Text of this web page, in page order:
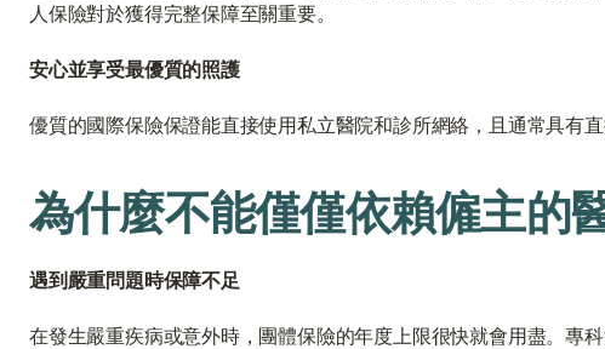
人保險對於獲得完整保障至關重要。
安心並享受最優質的照護
優質的國際保險保證能直接使用私立醫院和診所網絡，且通常具有
為什麼不能僅僅依賴僱主的
遇到嚴重問題時保障不足
在發生嚴重疾病或意外時，團體保險的年度上限很快就會用盡。專